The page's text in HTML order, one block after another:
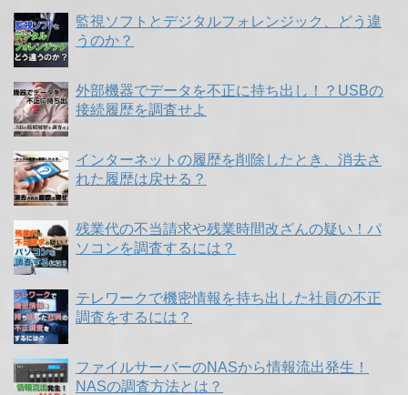
監視ソフトとデジタルフォレンジック、どう違
うのか？
外部機器でデータを不正に持ち出し！？USBの
接続履歴を調査せよ
インターネットの履歴を削除したとき、消去さ
れた履歴は戻せる？
残業代の不当請求や残業時間改ざんの疑い！パ
ソコンを調査するには？
テレワークで機密情報を持ち出した社員の不正
調査をするには？
ファイルサーバーのNASから情報流出発生！
NASの調査方法とは？